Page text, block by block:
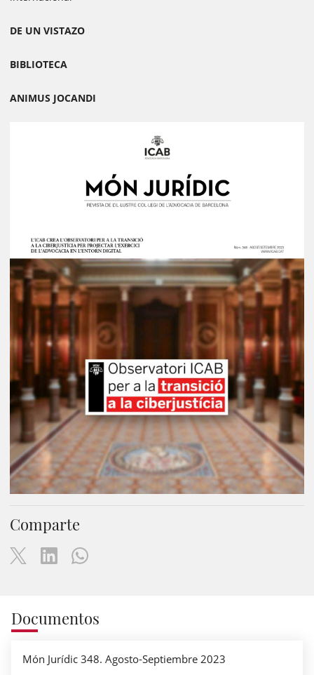
DE UN VISTAZO
BIBLIOTECA
ANIMUS JOCANDI
Comparte
Documentos
Món Jurídic 348. Agosto-Septiembre 2023